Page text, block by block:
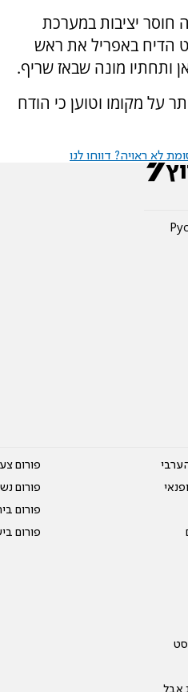
חוסר יציבות במערכת
הדיח באפריל את ראש
ותחתיו מונה שבאז שריף.
על מקומו וטוען כי הודח
לא ראויה? דווחו לנו
אבל
פורום
פורום
פורום
פורום